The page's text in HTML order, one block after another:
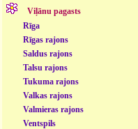
Viļānu pagasts
Rīga
Rīgas rajons
Saldus rajons
Talsu rajons
Tukuma rajons
Valkas rajons
Valmieras rajons
Ventspils